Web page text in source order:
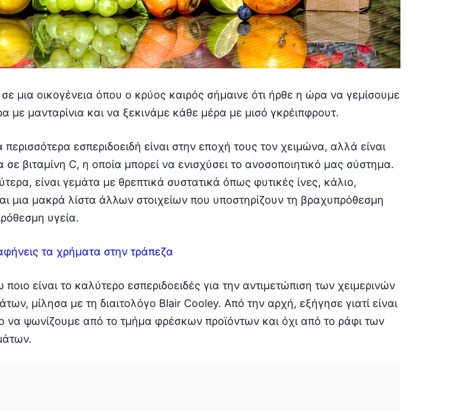
μια οικογένεια όπου ο κρύος καιρός σήμαινε ότι ήρθε η ώρα να γεμίσουμε
με μανταρίνια και να ξεκινάμε κάθε μέρα με μισό γκρέιπφρουτ.
περισσότερα εσπεριδοειδή είναι στην εποχή τους τον χειμώνα, αλλά είναι
σε βιταμίνη C, η οποία μπορεί να ενισχύσει το ανοσοποιητικό μας σύστημα.
είναι γεμάτα με θρεπτικά συστατικά όπως φυτικές ίνες, κάλιο,
μια μακρά λίστα άλλων στοιχείων που υποστηρίζουν τη βραχυπρόθεσμη
υγεία.
τα χρήματα στην τράπεζα
είναι το καλύτερο εσπεριδοειδές για την αντιμετώπιση των χειμερινών
μίλησα με τη διαιτολόγο Blair Cooley. Από την αρχή, εξήγησε γιατί είναι
να ψωνίζουμε από το τμήμα φρέσκων προϊόντων και όχι από το ράφι των